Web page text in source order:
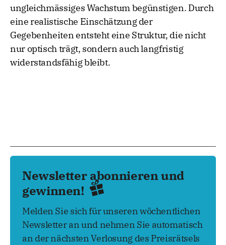
ungleichmässiges Wachstum begünstigen. Durch
eine realistische Einschätzung der
Gegebenheiten entsteht eine Struktur, die nicht
nur optisch trägt, sondern auch langfristig
widerstandsfähig bleibt.
Newsletter abonnieren und
gewinnen!
Melden Sie sich für unseren wöchentlichen
Newsletter an und nehmen Sie automatisch
an der nächsten Verlosung des Preisrätsels